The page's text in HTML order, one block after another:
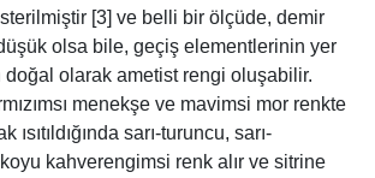
[3] ve belli bir ölçüde, demir
olsa bile, geçiş elementlerinin yer
olarak ametist rengi oluşabilir.
menekşe ve mavimsi mor renkte
ısıtıldığında sarı-turuncu, sarı-
kahverengimsi renk alır ve sitrine